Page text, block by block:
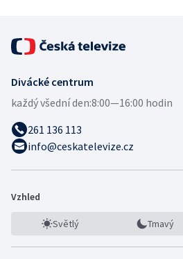
Divácké centrum
každý všední den:8:00—16:00 hodin
261 136 113
info@ceskatelevize.cz
Vzhled
Světlý Tmavý